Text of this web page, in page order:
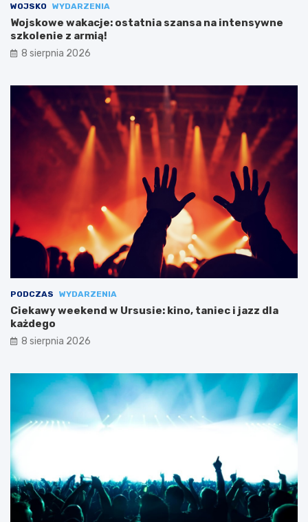
WOJSKO WYDARZENIA
Wojskowe wakacje: ostatnia szansa na intensywne
szkolenie z armią!
8 sierpnia 2026
PODCZAS WYDARZENIA
Ciekawy weekend w Ursusie: kino, taniec i jazz dla
każdego
8 sierpnia 2026